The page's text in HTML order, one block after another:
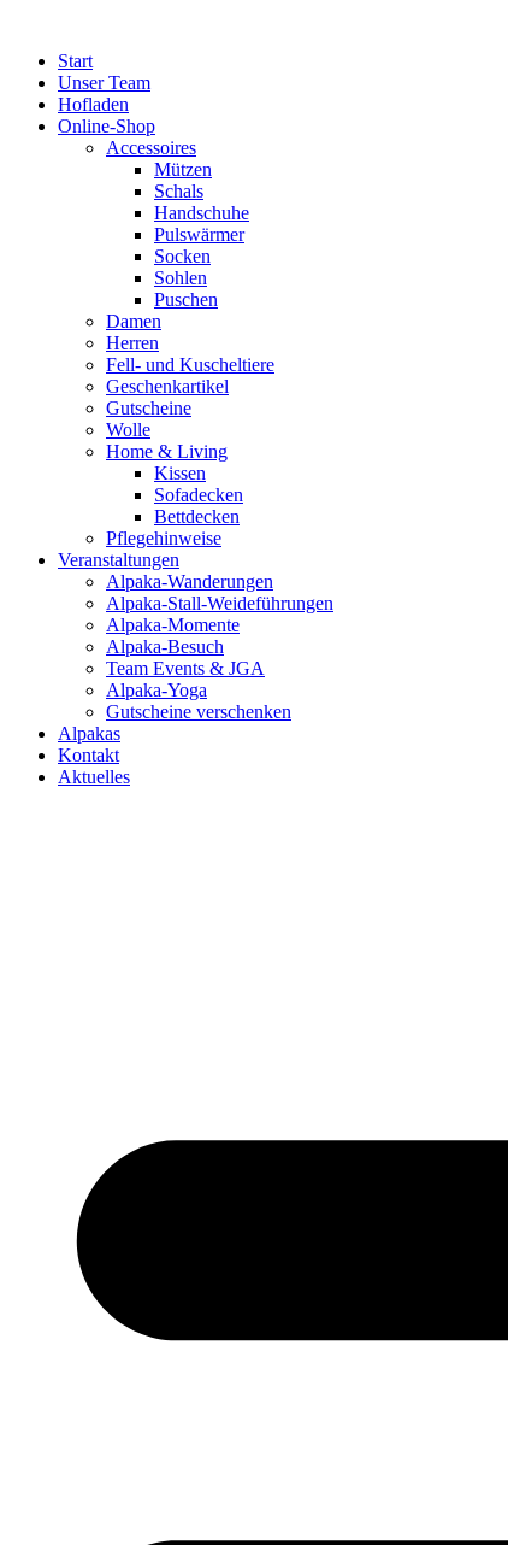
springenStart
Unser Team
Hofladen
Online-Shop
Accessoires
Mützen
Schals
Handschuhe
Pulswärmer
Socken
Sohlen
Puschen
Damen
Herren
Fell- und Kuscheltiere
Geschenkartikel
Gutscheine
Wolle
Home & Living
Kissen
Sofadecken
Bettdecken
Pflegehinweise
Veranstaltungen
Alpaka-Wanderungen
Alpaka-Stall-Weideführungen
Alpaka-Momente
Alpaka-Besuch
Team Events & JGA
Alpaka-Yoga
Gutscheine verschenken
Alpakas
Kontakt
Aktuelles